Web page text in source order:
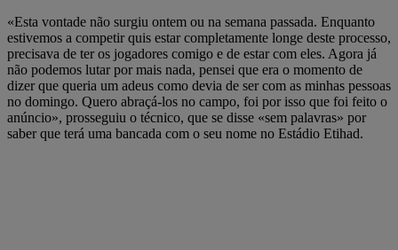
«Esta vontade não surgiu ontem ou na semana passada. Enquanto
estivemos a competir quis estar completamente longe deste processo,
precisava de ter os jogadores comigo e de estar com eles. Agora já
não podemos lutar por mais nada, pensei que era o momento de
dizer que queria um adeus como devia de ser com as minhas pessoas
no domingo. Quero abraçá-los no campo, foi por isso que foi feito o
anúncio», prosseguiu o técnico, que se disse «sem palavras» por
saber que terá uma bancada com o seu nome no Estádio Etihad.